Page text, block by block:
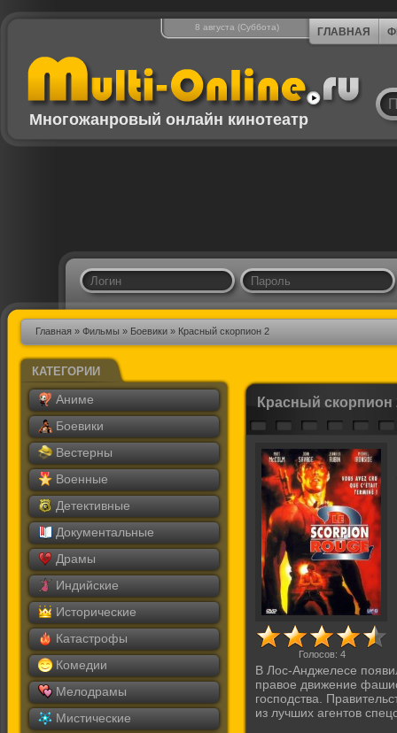
8 августа (Суббота) ГЛАВНАЯ
Многожанровый онлайн кинотеатр
Главная » Фильмы » Боевики » Красный скорпион 2
КАТЕГОРИИ
Аниме
Боевики
Вестерны
Военные
Детективные
Документальные
Драмы
Индийские
Исторические
Катастрофы
Комедии
Мелодрамы
Мистические
Красный скорпион
Голосов: 4
В Лос-Анджелесе
правое движение
господства.
из лучших агентов